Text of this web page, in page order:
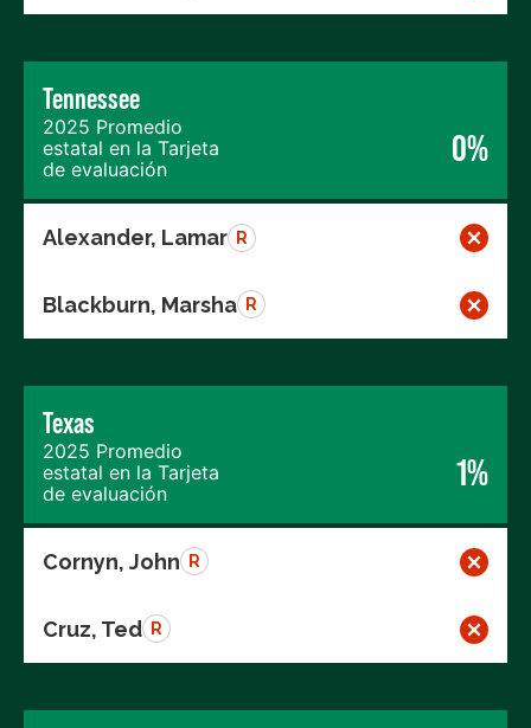
Tennessee
2025 Promedio
estatal en la Tarjeta
de evaluación
0%
Alexander, Lamar R
Blackburn, Marsha R
Texas
2025 Promedio
estatal en la Tarjeta
de evaluación
1%
Cornyn, John R
Cruz, Ted R